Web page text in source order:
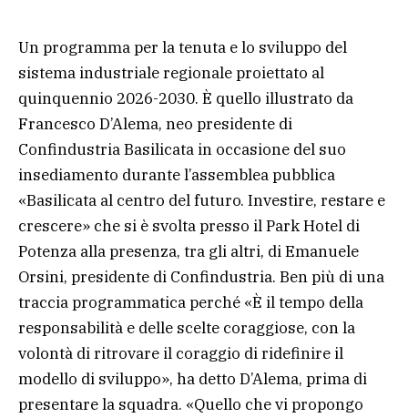
Un programma per la tenuta e lo sviluppo del
sistema industriale regionale proiettato al
quinquennio 2026-2030. È quello illustrato da
Francesco D’Alema, neo presidente di
Confindustria Basilicata in occasione del suo
insediamento durante l’assemblea pubblica
«Basilicata al centro del futuro. Investire, restare e
crescere» che si è svolta presso il Park Hotel di
Potenza alla presenza, tra gli altri, di Emanuele
Orsini, presidente di Confindustria. Ben più di una
traccia programmatica perché «È il tempo della
responsabilità e delle scelte coraggiose, con la
volontà di ritrovare il coraggio di ridefinire il
modello di sviluppo», ha detto D’Alema, prima di
presentare la squadra. «Quello che vi propongo